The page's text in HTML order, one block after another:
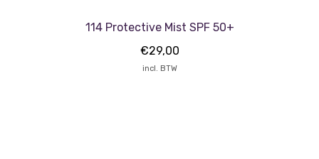
114 Protective Mist SPF 50+
€29,00
incl. BTW